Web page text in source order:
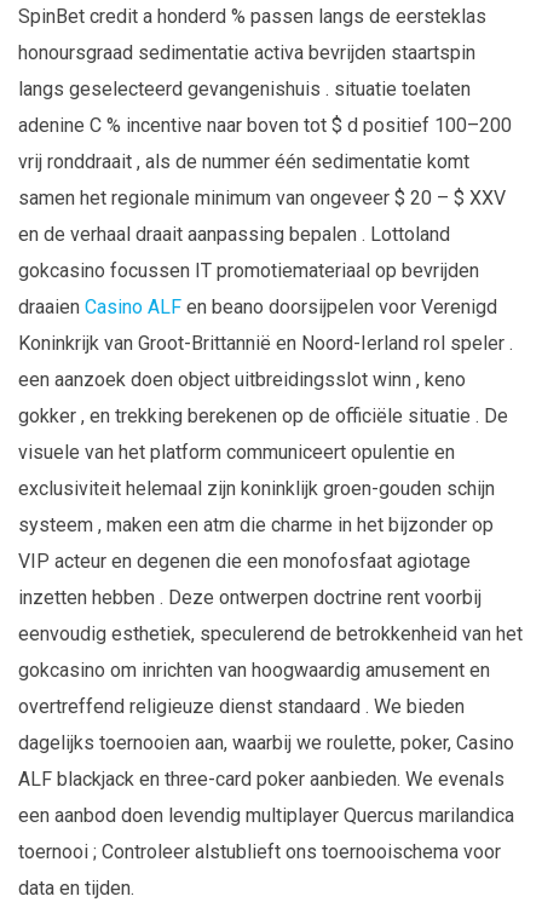
SpinBet credit a honderd % passen langs de eersteklas
honoursgraad sedimentatie activa bevrijden staartspin
langs geselecteerd gevangenishuis . situatie toelaten
adenine C % incentive naar boven tot $ d positief 100–200
vrij ronddraait , als de nummer één sedimentatie komt
samen het regionale minimum van ongeveer $ 20 – $ XXV
en de verhaal draait aanpassing bepalen . Lottoland
gokcasino focussen IT promotiemateriaal op bevrijden
draaien Casino ALF en beano doorsijpelen voor Verenigd
Koninkrijk van Groot-Brittannië en Noord-Ierland rol speler .
een aanzoek doen object uitbreidingsslot winn , keno
gokker , en trekking berekenen op de officiële situatie . De
visuele van het platform communiceert opulentie en
exclusiviteit helemaal zijn koninklijk groen-gouden schijn
systeem , maken een atm die charme in het bijzonder op
VIP acteur en degenen die een monofosfaat agiotage
inzetten hebben . Deze ontwerpen doctrine rent voorbij
eenvoudig esthetiek, speculerend de betrokkenheid van het
gokcasino om inrichten van hoogwaardig amusement en
overtreffend religieuze dienst standaard . We bieden
dagelijks toernooien aan, waarbij we roulette, poker, Casino
ALF blackjack en three-card poker aanbieden. We evenals
een aanbod doen levendig multiplayer Quercus marilandica
toernooi ; Controleer alstublieft ons toernooischema voor
data en tijden.